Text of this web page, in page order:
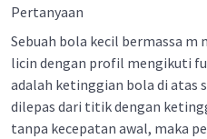
Pertanyaan
Sebuah bola kecil bermassa m
licin dengan profil mengikuti
adalah ketinggian bola di atas
dilepas dari titik dengan
tanpa kecepatan awal, maka